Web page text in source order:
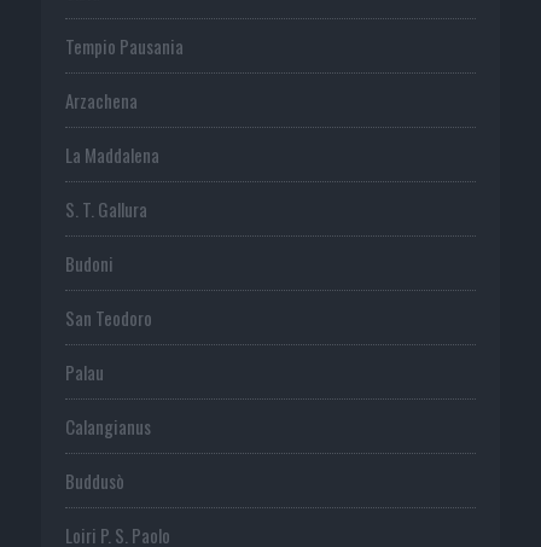
Tempio Pausania
Arzachena
La Maddalena
S. T. Gallura
Budoni
San Teodoro
Palau
Calangianus
Buddusò
Loiri P. S. Paolo